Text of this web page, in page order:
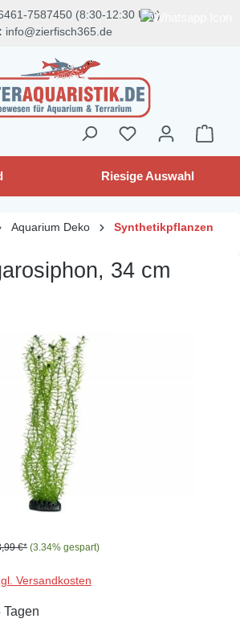
7587450 (8:30-12:30 Uhr)
info@zierfisch365.de
Riesige Auswahl
Aquarium Deko Synthetikpflanzen
34 cm
€* (3.34% gespart)
Versandkosten
Tagen